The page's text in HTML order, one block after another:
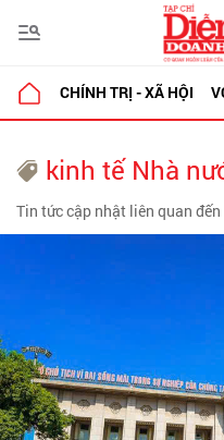
CHÍNH TRỊ - XÃ HỘI
kinh tế Nhà
Tin tức cập nhật liên quan